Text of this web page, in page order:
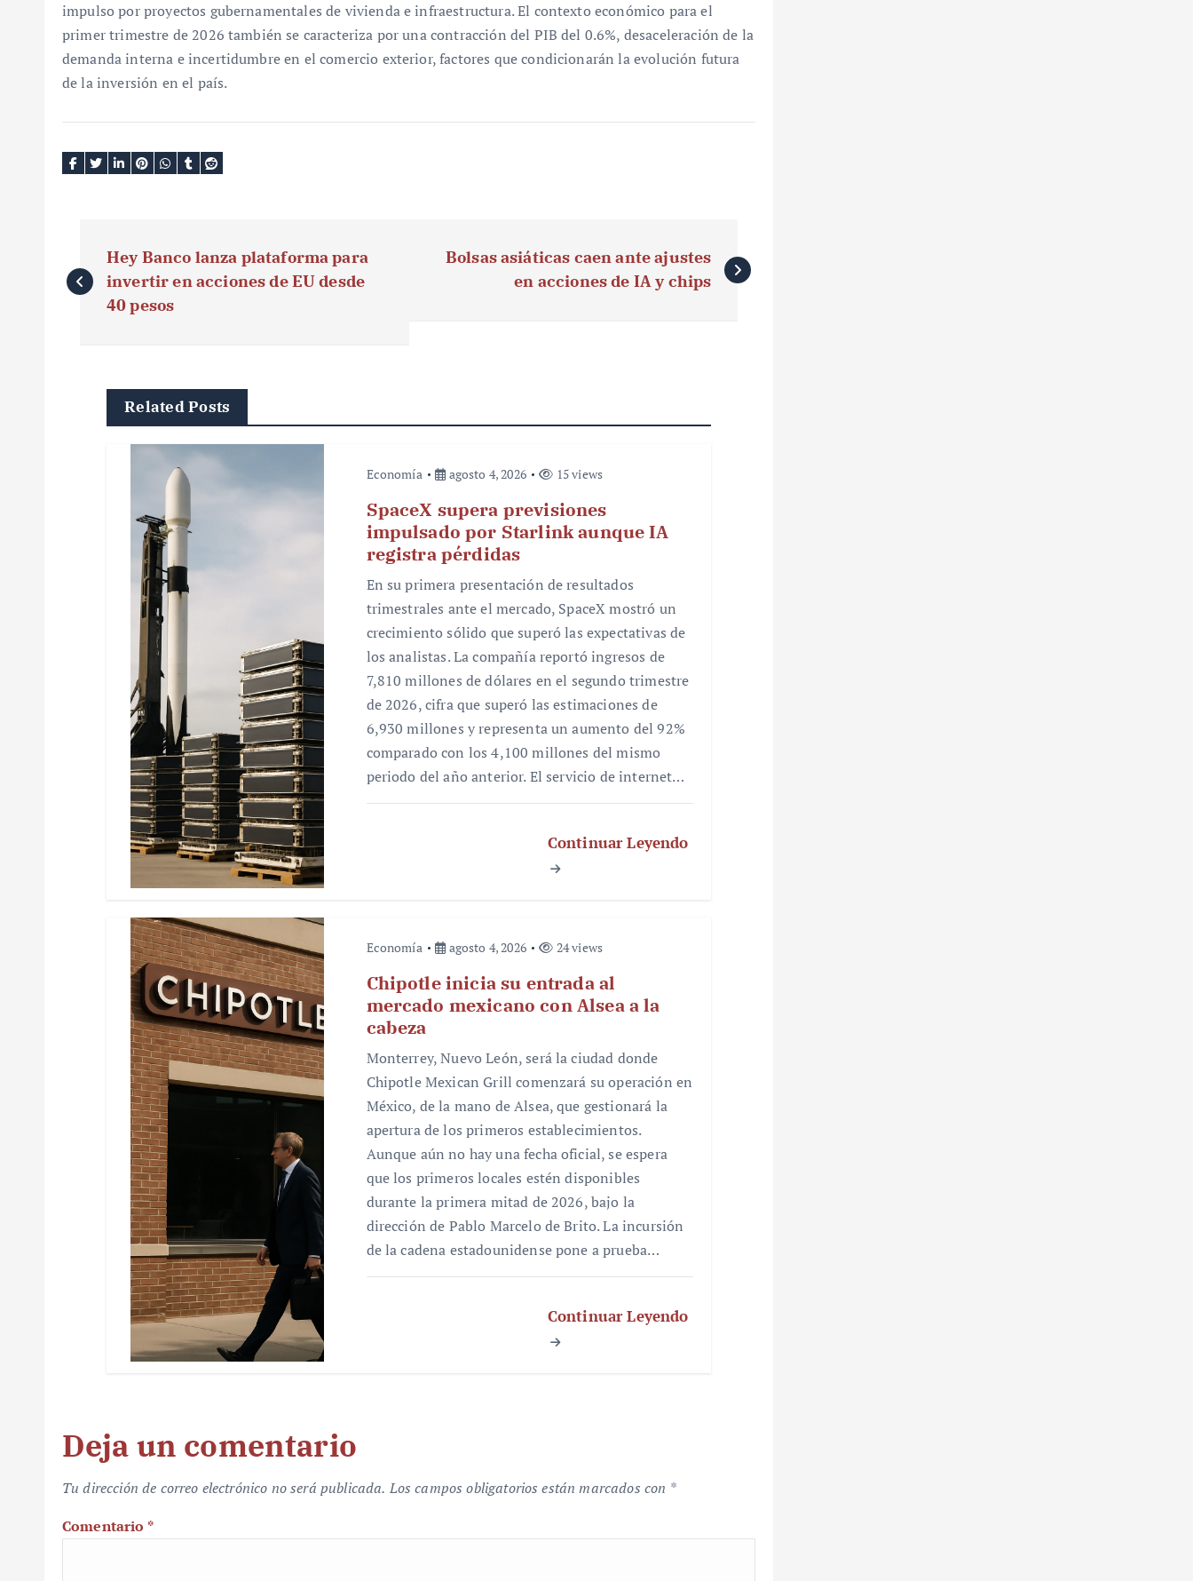
impulso por proyectos gubernamentales de vivienda e infraestructura. El contexto económico para el
primer trimestre de 2026 también se caracteriza por una contracción del PIB del 0.6%, desaceleración de la
demanda interna e incertidumbre en el comercio exterior, factores que condicionarán la evolución futura
de la inversión en el país.
a
Hey Banco lanza plataforma para
invertir en acciones de EU desde
40 pesos
Bolsas asiáticas caen ante ajustes
en acciones de IA y chips
Related Posts
Economía agosto 4, 2026 15 views
SpaceX supera previsiones
impulsado por Starlink aunque IA
registra pérdidas
En su primera presentación de resultados
trimestrales ante el mercado, SpaceX mostró un
crecimiento sólido que superó las expectativas de
los analistas. La compañía reportó ingresos de
7,810 millones de dólares en el segundo trimestre
de 2026, cifra que superó las estimaciones de
6,930 millones y representa un aumento del 92%
comparado con los 4,100 millones del mismo
periodo del año anterior. El servicio de internet…
Continuar Leyendo
Economía agosto 4, 2026 24 views
Chipotle inicia su entrada al
mercado mexicano con Alsea a la
cabeza
Monterrey, Nuevo León, será la ciudad donde
Chipotle Mexican Grill comenzará su operación en
México, de la mano de Alsea, que gestionará la
apertura de los primeros establecimientos.
Aunque aún no hay una fecha oficial, se espera
que los primeros locales estén disponibles
durante la primera mitad de 2026, bajo la
dirección de Pablo Marcelo de Brito. La incursión
de la cadena estadounidense pone a prueba…
Continuar Leyendo
Deja un comentario
Tu dirección de correo electrónico no será publicada. Los campos obligatorios están marcados con *
Comentario *